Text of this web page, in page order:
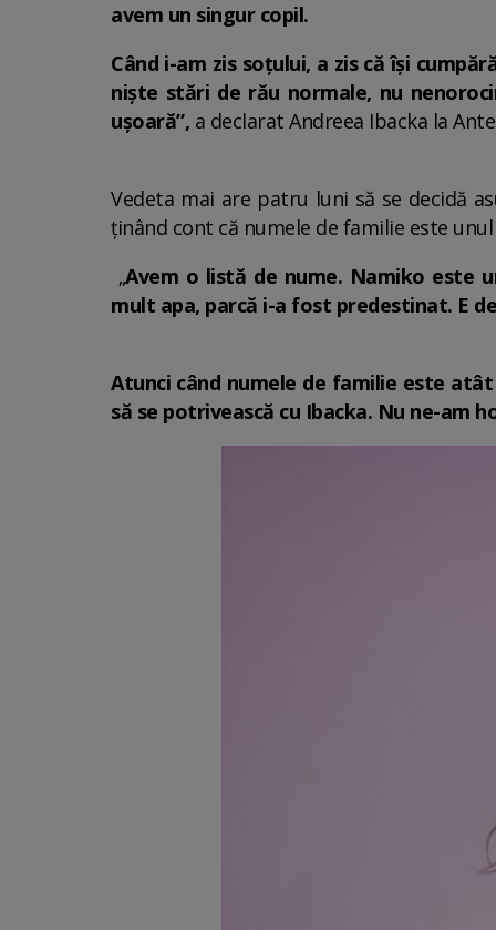
avem un singur copil.
Când i-am zis soțului, a zis că își
niște stări de rău normale, nu
ușoară”, a declarat Andreea Ibacka la
Vedeta mai are patru luni să se decidă
ținând cont că numele de familie este
„Avem o listă de nume. Namiko este
mult apa, parcă i-a fost predestinat. E
Atunci când numele de familie este
să se potrivească cu Ibacka. Nu ne-am